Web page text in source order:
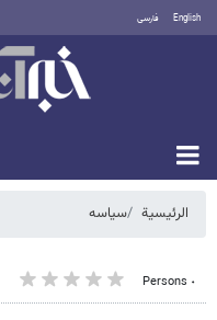
English فارسی
الرئيسية سیاسه
٠ Persons